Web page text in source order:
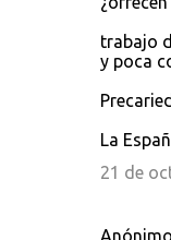
trabajo
y poca
La
21 de